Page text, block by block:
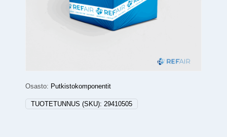
Osasto: Putkistokomponentit
TUOTETUNNUS (SKU): 29410505